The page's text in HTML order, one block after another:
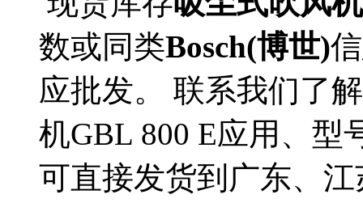
数或同类Bosch(博世)
应批发。 联系我们了
机GBL 800 E应用、型
可直接发货到广东、